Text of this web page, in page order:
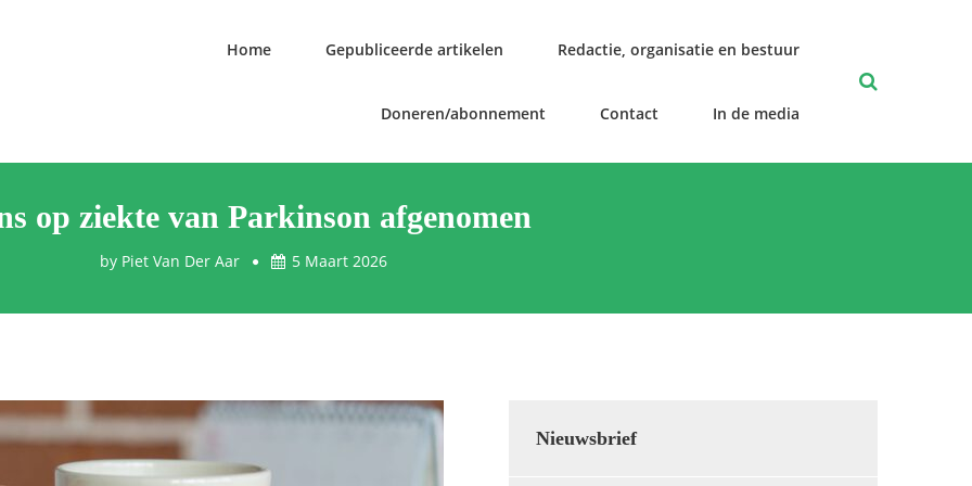
Home Gepubliceerde artikelen Redactie, organisatie en bestuur
Doneren/abonnement Contact In de media
op ziekte van Parkinson afgenomen
by Piet Van Der Aar 5 Maart 2026
Nieuwsbrief